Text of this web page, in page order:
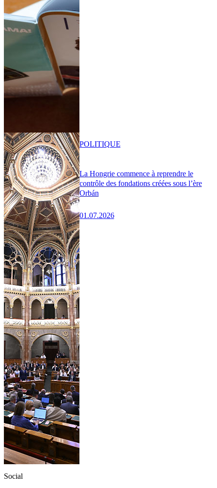
La Hongrie commence à reprendre le
contrôle des fondations créées sous l’ère
Orbán
01.07.2026
POLITIQUE
Social